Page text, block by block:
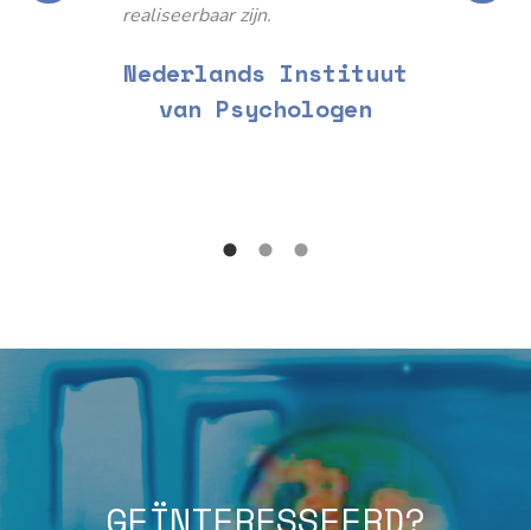
realiseerbaar zijn.
Nederlands Instituut
van Psychologen